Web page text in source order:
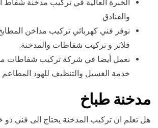
الخبرة العالية في تركيب مدخنة شفاط
والفنادق.
نوفر فني كهربائي تركيب مداخن
فلاتر و تركيب شفاطات والمدخنة.
نعمل أيضا في شركة تركيب شفاطات
خدمة الغسيل والتنظيف للهود المطاعم
مدخنة طباخ
هل تعلم ان تركيب المدخنة يحتاج الى فني ذو